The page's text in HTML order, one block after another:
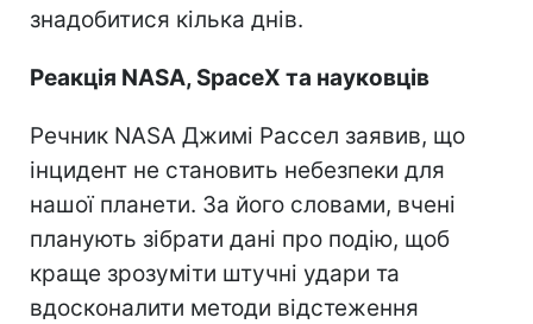
знадобитися кілька днів.
Реакція NASA, SpaceX та науковців
Речник NASA Джимі Рассел заявив, що
інцидент не становить небезпеки для
нашої планети. За його словами, вчені
планують зібрати дані про подію, щоб
краще зрозуміти штучні удари та
вдосконалити методи відстеження